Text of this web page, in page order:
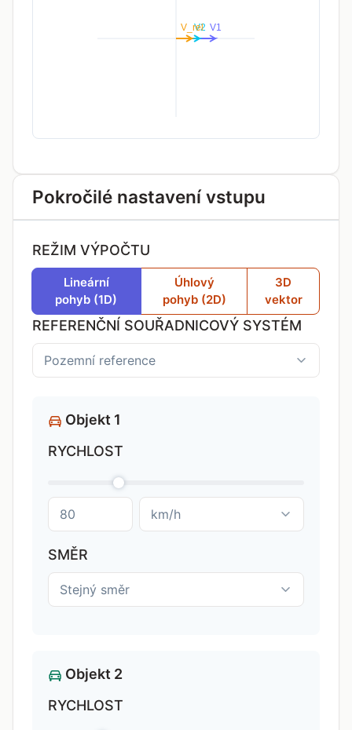
Pokročilé nastavení vstupu
REŽIM VÝPOČTU
Lineární
pohyb (1D)
Úhlový
pohyb (2D)
3D
vektor
REFERENČNÍ SOUŘADNICOVÝ SYSTÉM
Objekt 1
RYCHLOST
SMĚR
Objekt 2
RYCHLOST